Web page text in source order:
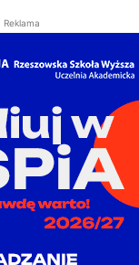
Reklama